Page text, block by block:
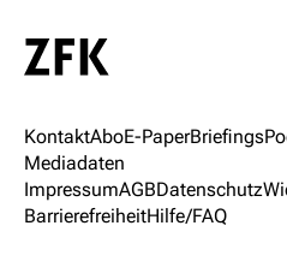
KontaktAboE-PaperBriefings
Mediadaten
ImpressumAGBDatenschutz
BarrierefreiheitHilfe/FAQ